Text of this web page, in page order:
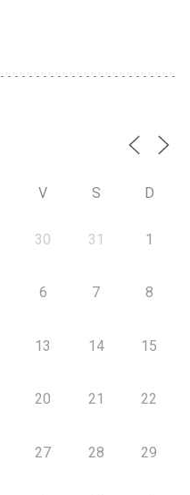
V S D
30 31 1
6 7 8
13 14 15
20 21 22
27 28 29